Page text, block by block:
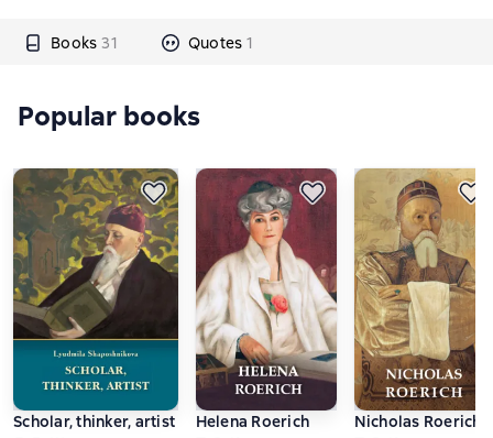
Books 31 Quotes 1
Popular books
Scholar, thinker, artist
Helena Roerich
Nicholas Roerich